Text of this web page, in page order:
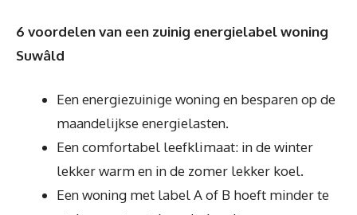
6 voordelen van een zuinig energielabel woning
Suwâld
Een energiezuinige woning en besparen op de
maandelijkse energielasten.
Een comfortabel leefklimaat: in de winter
lekker warm en in de zomer lekker koel.
Een woning met label A of B hoeft minder te